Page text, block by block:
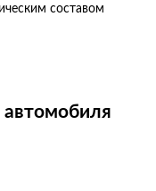
составом
автомобиля